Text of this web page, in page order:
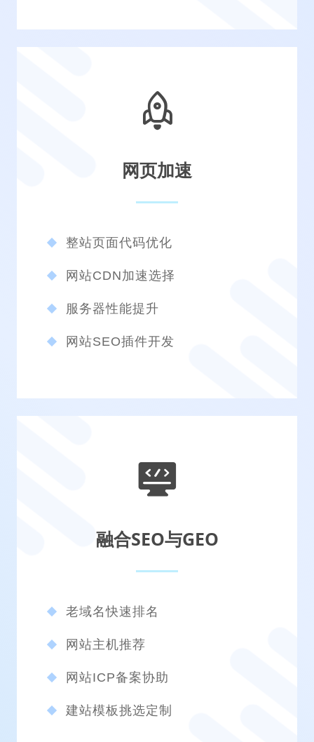
网页加速
整站页面代码优化
网站CDN加速选择
服务器性能提升
网站SEO插件开发
融合SEO与GEO
老域名快速排名
网站主机推荐
网站ICP备案协助
建站模板挑选定制